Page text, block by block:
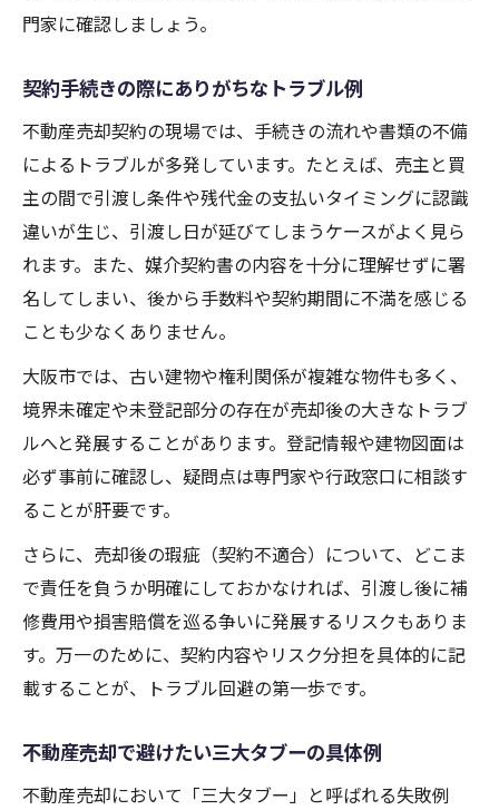
門家に確認しましょう。
契約手続きの際にありがちなトラブル例
不動産売却契約の現場では、手続きの流れや書類の不備
によるトラブルが多発しています。たとえば、売主と買
主の間で引渡し条件や残代金の支払いタイミングに認識
違いが生じ、引渡し日が延びてしまうケースがよく見ら
れます。また、媒介契約書の内容を十分に理解せずに署
名してしまい、後から手数料や契約期間に不満を感じる
ことも少なくありません。
大阪市では、古い建物や権利関係が複雑な物件も多く、
境界未確定や未登記部分の存在が売却後の大きなトラブ
ルへと発展することがあります。登記情報や建物図面は
必ず事前に確認し、疑問点は専門家や行政窓口に相談す
ることが肝要です。
さらに、売却後の瑕疵（契約不適合）について、どこま
で責任を負うか明確にしておかなければ、引渡し後に補
修費用や損害賠償を巡る争いに発展するリスクもありま
す。万一のために、契約内容やリスク分担を具体的に記
載することが、トラブル回避の第一歩です。
不動産売却で避けたい三大タブーの具体例
不動産売却において「三大タブー」と呼ばれる失敗例